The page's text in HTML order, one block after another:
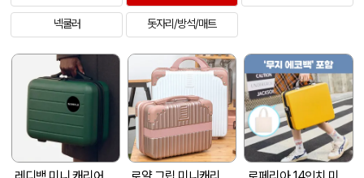
넥쿨러 돗자리/방석/매트